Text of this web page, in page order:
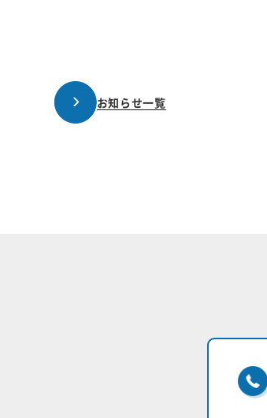
お知らせ一覧